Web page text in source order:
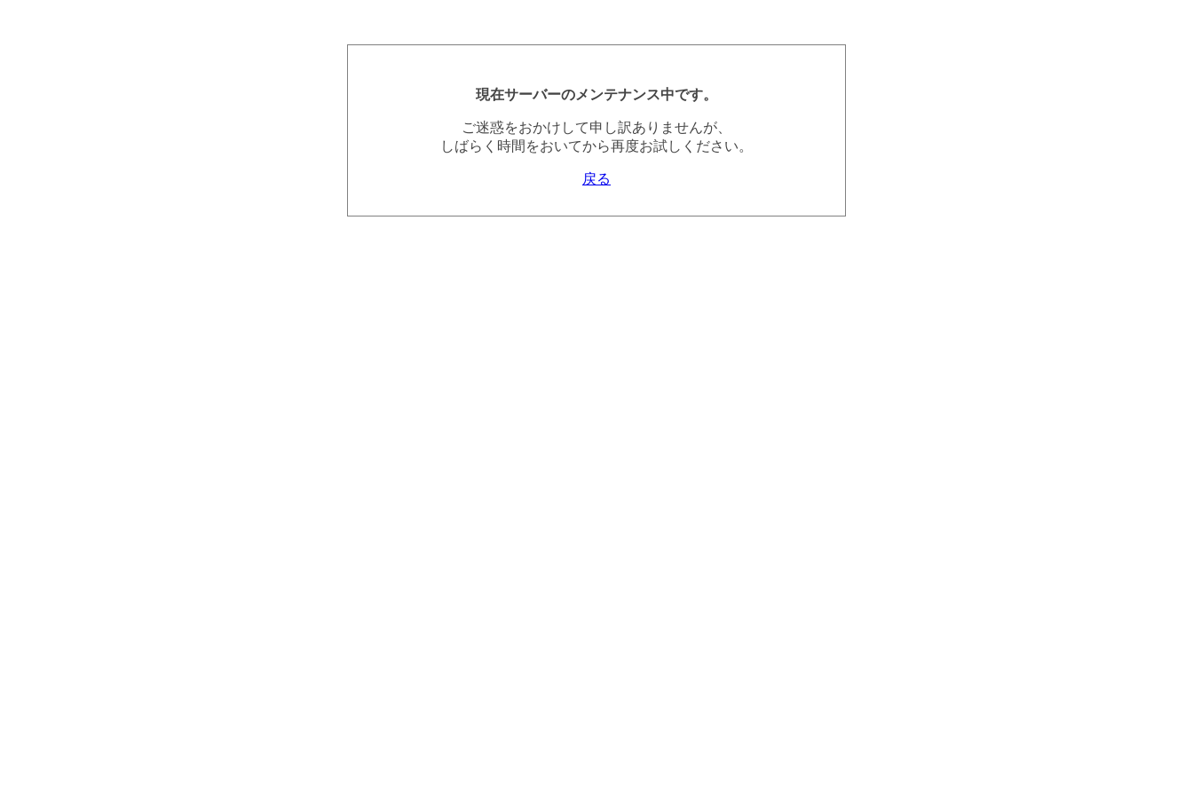
現在サーバーのメンテナンス中です。
ご迷惑をおかけして申し訳ありませんが、
しばらく時間をおいてから再度お試しください。
戻る